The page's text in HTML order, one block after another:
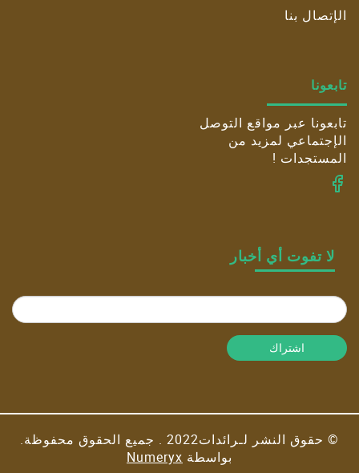
الإتصال بنا
تابعونا
تابعونا عبر مواقع التوصل
الإجتماعي لمزيد من
المستجدات !
لا تفوت أي أخبار
اشتراك
© حقوق النشر لـرائدات2022 . جميع الحقوق محفوظة.
بواسطة Numeryx